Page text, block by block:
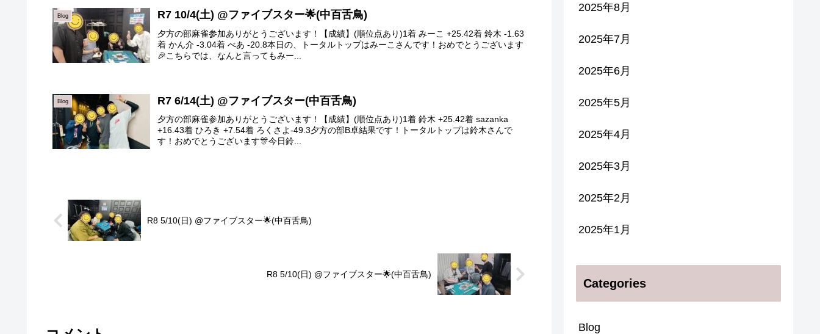
Blog R7 10/4(土) @ファイブスター🌟(中百舌鳥)
夕方の部麻雀参加ありがとうございます！【成績】(順位点あり)1着 みーこ +25.42着 鈴木 -1.63
着 かん介 -3.04着 べあ -20.8本日の、トータルトップはみーこさんです！おめでとうございます
🎉こちらでは、なんと言ってもみー...
Blog R7 6/14(土) @ファイブスター(中百舌鳥)
夕方の部麻雀参加ありがとうございます！【成績】(順位点あり)1着 鈴木 +25.42着 sazanka
+16.43着 ひろき +7.54着 ろくさよ-49.3夕方の部B卓結果です！トータルトップは鈴木さんで
す！おめでとうございます🎊今日鈴...
R8 5/10(日) @ファイブスター🌟(中百舌鳥)
R8 5/10(日) @ファイブスター🌟(中百舌鳥)
2025年8月
2025年7月
2025年6月
2025年5月
2025年4月
2025年3月
2025年2月
2025年1月
Categories
Blog